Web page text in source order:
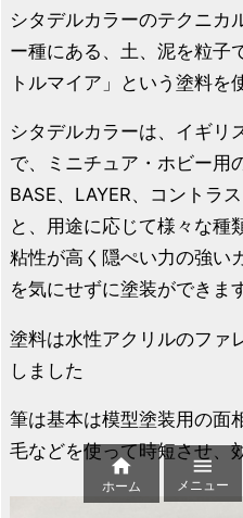
シタデルカラーのテクニカ
ー種にある、土、泥を粒子
トルマイア」という塗料を
シタデルカラーは、イギリ
で、ミニチュア・ホビー用
BASE、LAYER、コントラ
と、用途に応じて様々な種
粘性が高く隠ぺい力の強い
を気にせずに塗装ができま
塗料は水性アクリルのファ
しました
筆は基本は模型塗装用の面
毛などを使って時短させ、

ホーム

メニュー